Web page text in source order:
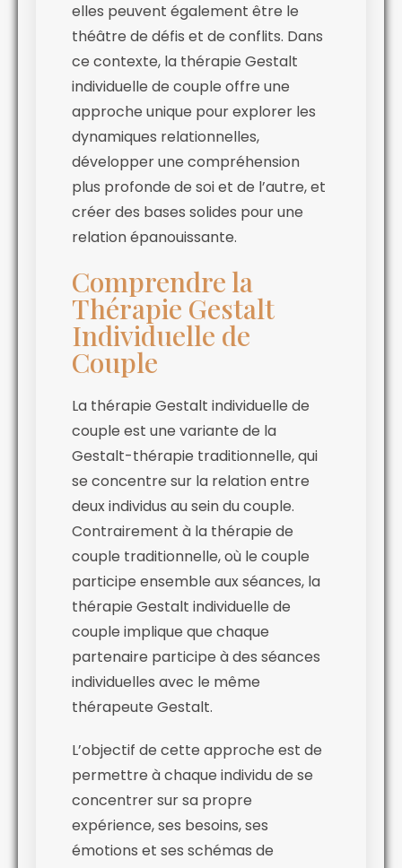
elles peuvent également être le
théâtre de défis et de conflits. Dans
ce contexte, la thérapie Gestalt
individuelle de couple offre une
approche unique pour explorer les
dynamiques relationnelles,
développer une compréhension
plus profonde de soi et de l’autre, et
créer des bases solides pour une
relation épanouissante.
Comprendre la
Thérapie Gestalt
Individuelle de
Couple
La thérapie Gestalt individuelle de
couple est une variante de la
Gestalt-thérapie traditionnelle, qui
se concentre sur la relation entre
deux individus au sein du couple.
Contrairement à la thérapie de
couple traditionnelle, où le couple
participe ensemble aux séances, la
thérapie Gestalt individuelle de
couple implique que chaque
partenaire participe à des séances
individuelles avec le même
thérapeute Gestalt.
L’objectif de cette approche est de
permettre à chaque individu de se
concentrer sur sa propre
expérience, ses besoins, ses
émotions et ses schémas de